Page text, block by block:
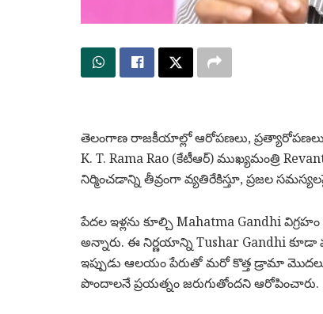
తెలంగాణ రాజకీయాల్లో ఆరోపణలు,
K. T. Rama Rao (కేటీఆర్) ముఖ్యమంత్రి
నిర్మించడాన్ని తీవ్రంగా వ్యతిరేకిస్తూ, ప్రజల
పేదల ఇళ్లను కూల్చిMahatma Gandhi
అన్నారు. ఈ నిర్ణయాన్ని Tushar Gandhiకూడా
ఇప్పుడు ఆలయం పేరుతో మరో కొత్త డ్రామా
పొందాలనే ప్రయత్నం జరుగుతోందని ఆరోపించారు.